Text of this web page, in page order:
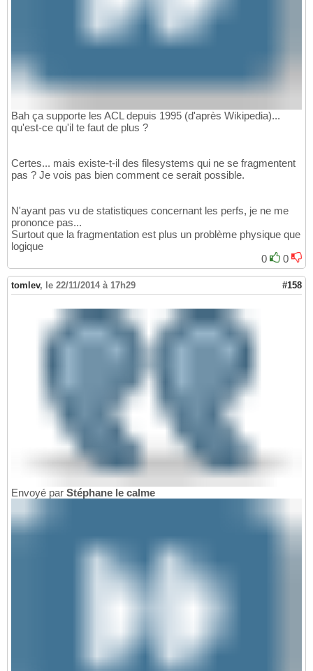
Bah ça supporte les ACL depuis 1995 (d'après Wikipedia)...
qu'est-ce qu'il te faut de plus ?
Certes... mais existe-t-il des filesystems qui ne se fragmentent
pas ? Je vois pas bien comment ce serait possible.
N'ayant pas vu de statistiques concernant les perfs, je ne me
prononce pas...
Surtout que la fragmentation est plus un problème physique que
logique
0
0
tomlev, le 22/11/2014 à 17h29 #158
Envoyé par Stéphane le calme